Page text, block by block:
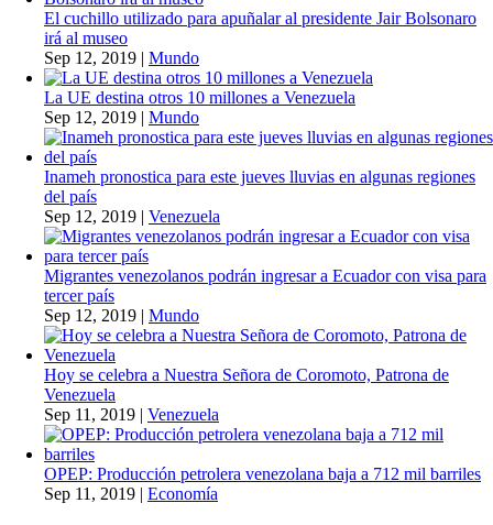
El cuchillo utilizado para apuñalar al presidente Jair Bolsonaro
irá al museo
Sep 12, 2019 | Mundo
La UE destina otros 10 millones a Venezuela
Sep 12, 2019 | Mundo
Inameh pronostica para este jueves lluvias en algunas regiones
del país
Sep 12, 2019 | Venezuela
Migrantes venezolanos podrán ingresar a Ecuador con visa para
tercer país
Sep 12, 2019 | Mundo
Hoy se celebra a Nuestra Señora de Coromoto, Patrona de
Venezuela
Sep 11, 2019 | Venezuela
OPEP: Producción petrolera venezolana baja a 712 mil barriles
Sep 11, 2019 | Economía